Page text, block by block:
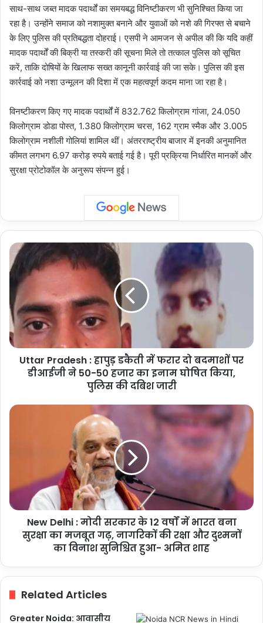
साथ-साथ जब्त मादक पदार्थों का समयबद्ध विनिष्टीकरण भी सुनिश्चित किया जा
रहा है। उन्होंने समाज को नशामुक्त बनाने और युवाओं को नशे की गिरफ्त से बचाने
के लिए पुलिस की प्रतिबद्धता दोहराई। एसपी ने आमजन से अपील की कि यदि कहीं
मादक पदार्थों की बिक्री या तस्करी की सूचना मिले तो तत्काल पुलिस को सूचित
करें, ताकि दोषियों के खिलाफ सख्त कानूनी कार्रवाई की जा सके। पुलिस की इस
कार्रवाई को नशा उन्मूलन की दिशा में एक महत्वपूर्ण कदम माना जा रहा है।
विनष्टीकरण किए गए मादक पदार्थों में 832.762 किलोग्राम गांजा, 24.050
किलोग्राम डोडा पोस्त, 1.380 किलोग्राम चरस, 162 ग्राम स्मैक और 3.005
किलोग्राम नशीली गोलियां शामिल थीं। अंतरराष्ट्रीय बाजार में इनकी अनुमानित
कीमत लगभग 6.97 करोड़ रुपये बताई गई है। पूरी प्रक्रिया निर्धारित मानकों और
सुरक्षा प्रोटोकॉल के अनुरूप संपन्न हुई।
Uttar
Pradesh
:
हापुड़
डकैती
में
फरार
दो
बदमाशों
डीआईजी
50
की
दबिश
Uttar Pradesh : हापुड़ डकैती में फरार दो बदमाशों पर
डीआईजी ने 50-50 हजार का इनाम घोषित किया,
पुलिस की दबिश जारी
New
में
नागरिकों
रक्षा
New Delhi : मोदी सरकार के 12 वर्षों में भारत बना
सुरक्षा का मजबूत गढ़, नागरिकों की रक्षा और दुश्मनों
का विनाश सुनिश्चित हुआ- अमित शाह
Related Articles
Greater Noida: आवासीय